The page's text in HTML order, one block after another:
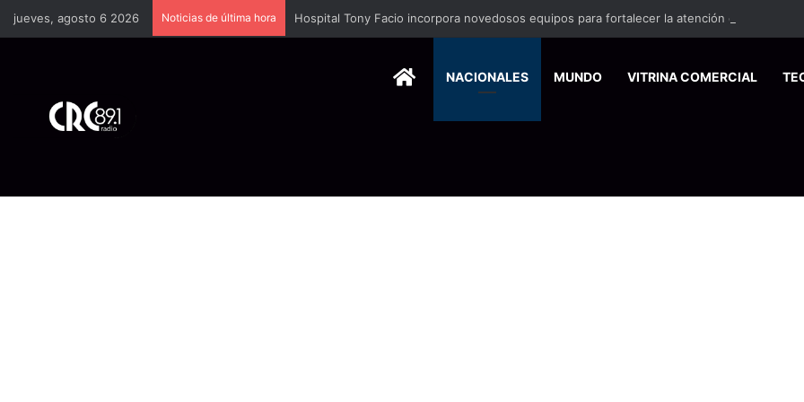
jueves, agosto 6 2026 Noticias de última hora Hospital Tony Facio incorpora novedosos equipos para fortalecer la atención en
HOMENACIONALES MUNDO VITRINA COMERCIAL